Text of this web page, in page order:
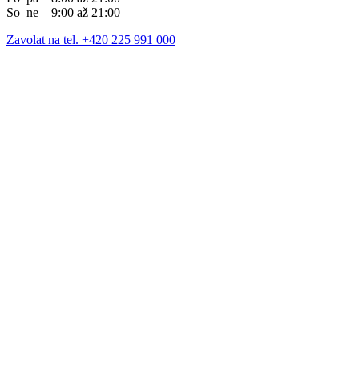
So–ne – 9:00 až 21:00
Zavolat na tel. +420 225 991 000